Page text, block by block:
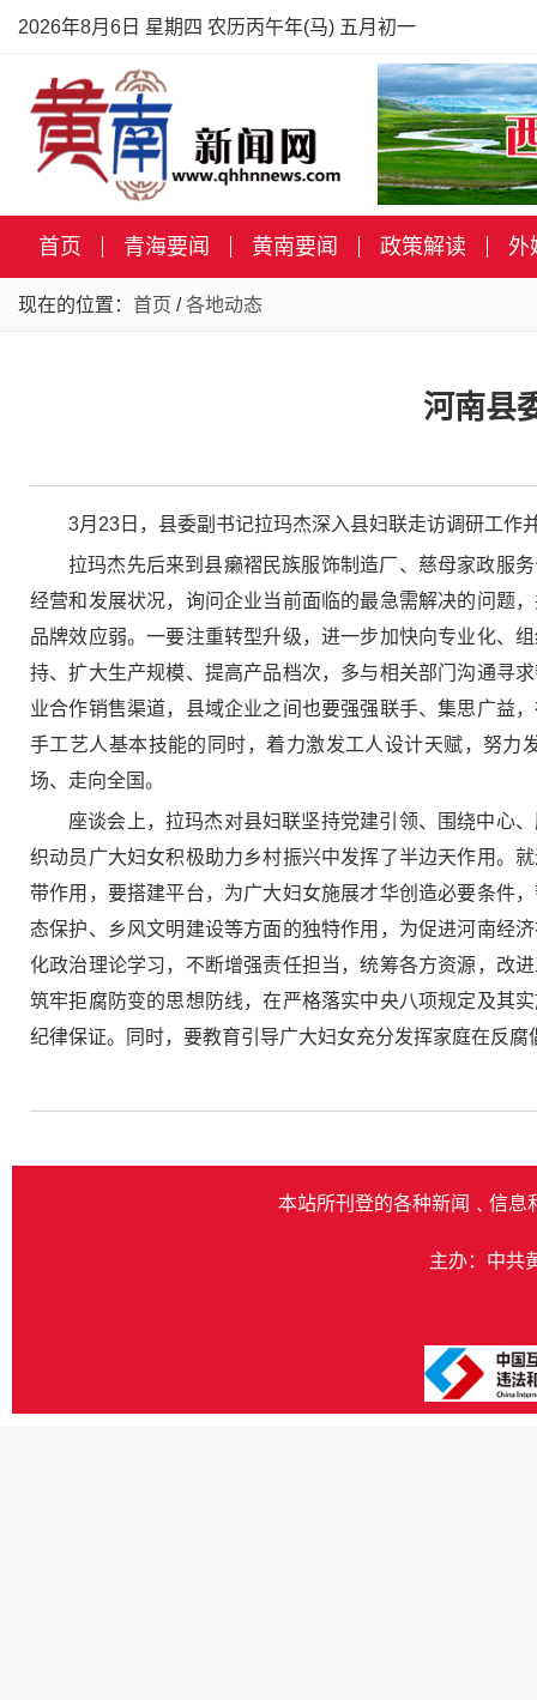
2026年8月6日 星期四 农历丙午年(马) 五月初一
首页 青海要闻 黄南要闻 政策解读 外
现在的位置： 首页 /各地动态
河南县
3月23日，县委副书记拉玛杰深入县妇联走访调研工作
拉玛杰先后来到县癞褶民族服饰制造厂、慈母家政服
经营和发展状况，询问企业当前面临的最急需解决的问题
品牌效应弱。一要注重转型升级，进一步加快向专业化、
持、扩大生产规模、提高产品档次，多与相关部门沟通寻
业合作销售渠道，县域企业之间也要强强联手、集思广益
手工艺人基本技能的同时，着力激发工人设计天赋，努
场、走向全国。
座谈会上，拉玛杰对县妇联坚持党建引领、围绕中心
织动员广大妇女积极助力乡村振兴中发挥了半边天作用。
带作用，要搭建平台，为广大妇女施展才华创造必要条件
态保护、乡风文明建设等方面的独特作用，为促进河南经
化政治理论学习，不断增强责任担当，统筹各方资源，改
筑牢拒腐防变的思想防线，在严格落实中央八项规定及其
纪律保证。同时，要教育引导广大妇女充分发挥家庭在反
本站所刊登的各种新闻﹑信息
主办：中共